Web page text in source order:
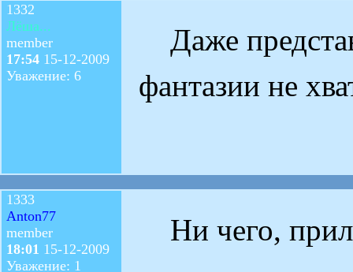
1332
Лёша...
member
17:54 15-12-2009
Уважение: 6
Даже
фантазии не
1333
Anton77
member
18:01 15-12-2009
Уважение: 1
Ни чего,